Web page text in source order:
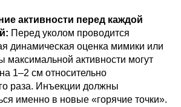
активности перед каждой
Перед уколом проводится
динамическая оценка мимики или
максимальной активности могут
1–2 см относительно
раза. Инъекции должны
именно в новые «горячие точки».